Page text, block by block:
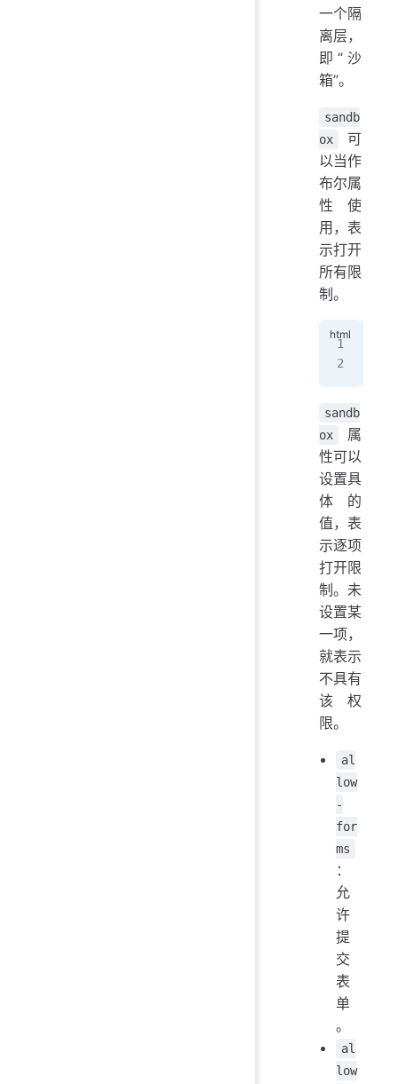
一个隔
离层，
即“沙
箱”。
sandb
ox
可
以当作
布尔属
性使
用，表
示打开
所有限
制。
sandb
ox
属
性可以
设置具
体的
值，表
示逐项
打开限
制。未
设置某
一项，
就表示
不具有
该权
限。
al
low
-
for
ms
：
允
许
提
交
表
单
。
al
low